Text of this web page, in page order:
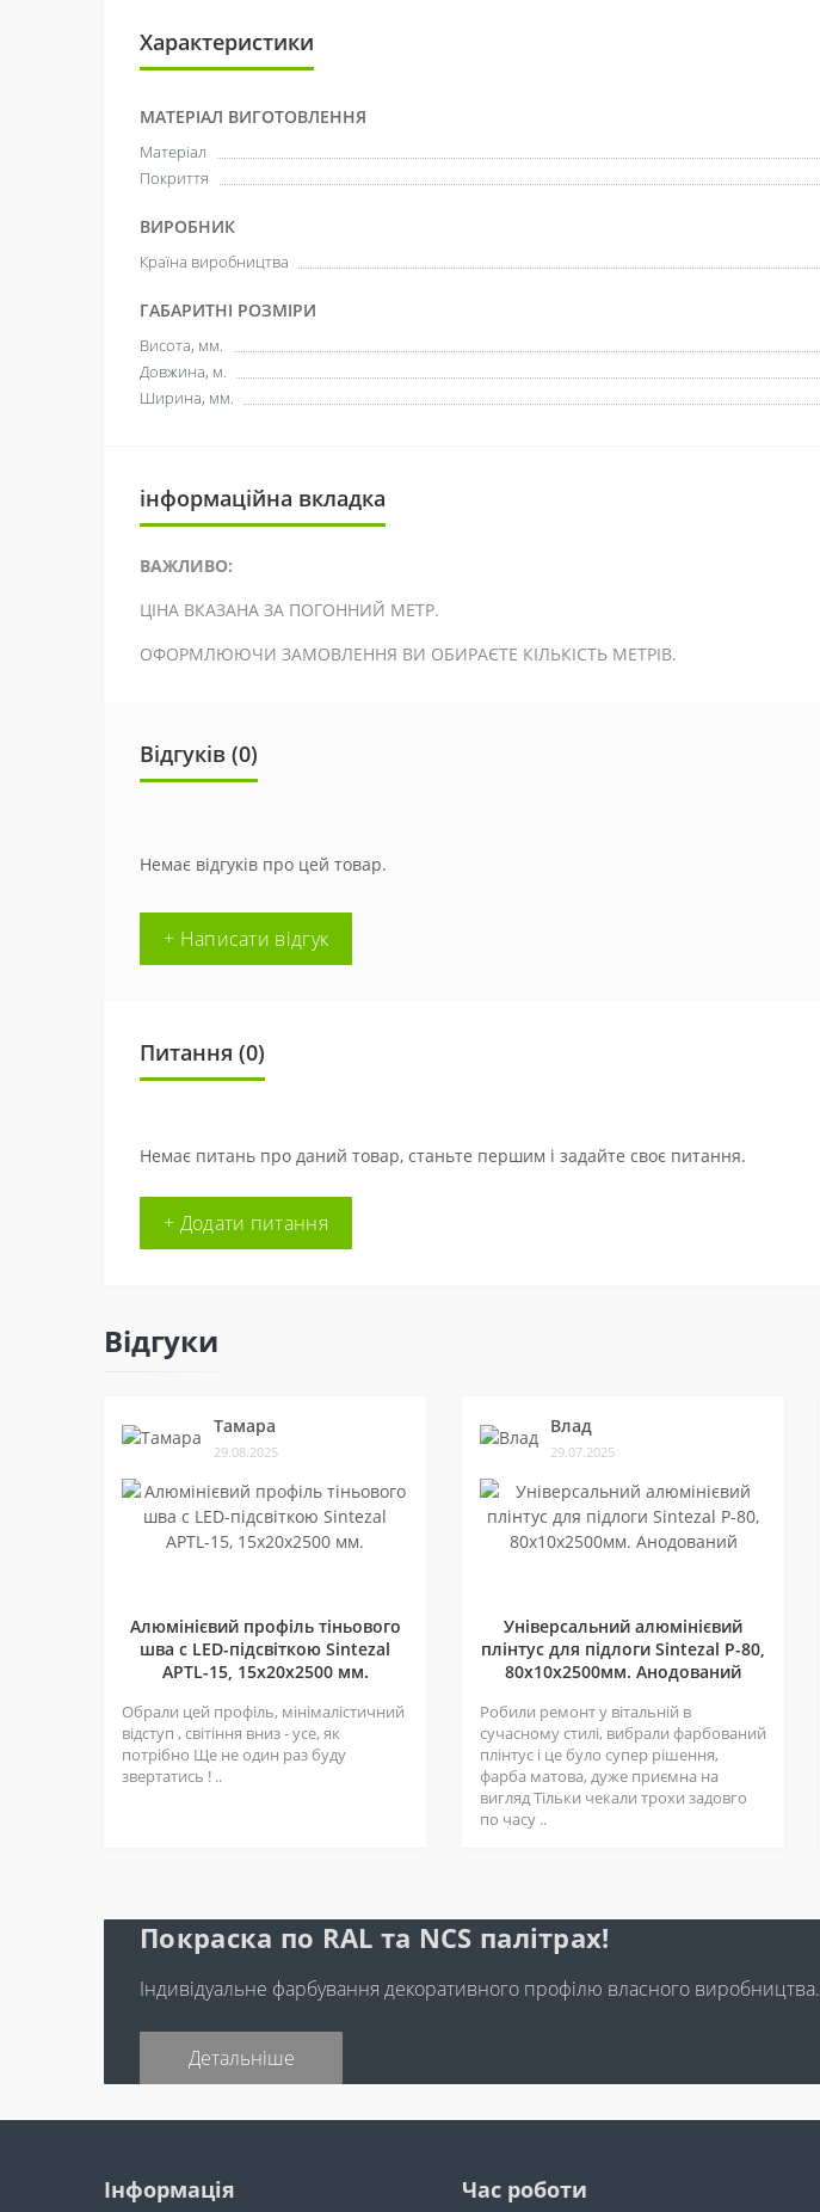
Характеристики
МАТЕРІАЛ ВИГОТОВЛЕННЯ
Матеріал
Покриття
ВИРОБНИК
Країна виробництва
ГАБАРИТНІ РОЗМІРИ
Висота, мм.
Довжина, м.
Ширина, мм.
інформаційна вкладка
ВАЖЛИВО:
ЦІНА ВКАЗАНА ЗА ПОГОННИЙ МЕТР.
ОФОРМЛЮЮЧИ ЗАМОВЛЕННЯ ВИ ОБИРАЄТЕ КІЛЬКІСТЬ МЕТРІВ.
Відгуків (0)
Немає відгуків про цей товар.
+ Написати відгук
Питання (0)
Немає питань про даний товар, станьте першим і задайте своє питання.
+ Додати питання
Відгуки
Тамара
29.08.2025
Алюмінієвий профіль тіньового
шва c LED-підсвіткою Sintezal
APTL-15, 15х20х2500 мм.
Обрали цей профіль, мінімалістичний
відступ , світіння вниз - усе, як
потрібно Ще не один раз буду
звертатись ! ..
Влад
29.07.2025
Універсальний алюмінієвий
плінтус для підлоги Sintezal P-80,
80х10х2500мм. Анодований
Робили ремонт у вітальній в
сучасному стилі, вибрали фарбований
плінтус і це було супер рішення,
фарба матова, дуже приємна на
вигляд Тільки чекали трохи задовго
по часу ..
Покраска по RAL та NCS палітрах!
Індивідуальне фарбування декоративного профілю власного виробництва.
Детальніше
Інформація Час роботи